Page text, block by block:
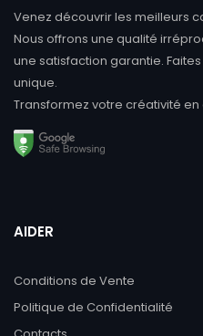
Venez découvrir les meilleurs
Nous offrons une qualité
une satisfaction garantie.
unique.
Transformez votre créativité
AIDER
Conditions de Vente
Politique de Confidentialité